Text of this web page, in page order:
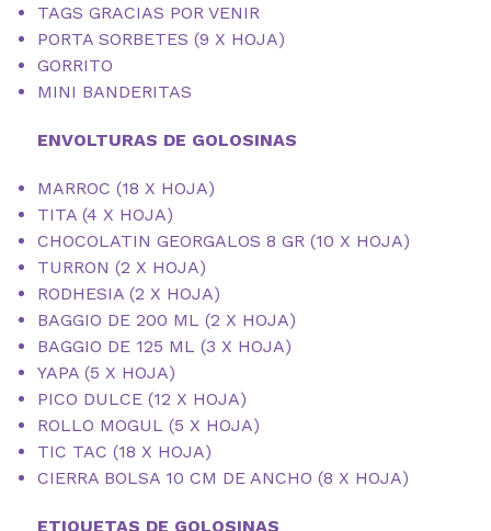
TAGS GRACIAS POR VENIR
PORTA SORBETES (9 X HOJA)
GORRITO
MINI BANDERITAS
ENVOLTURAS DE GOLOSINAS
MARROC (18 X HOJA)
TITA (4 X HOJA)
CHOCOLATIN GEORGALOS 8 GR (10 X HOJA)
TURRON (2 X HOJA)
RODHESIA (2 X HOJA)
BAGGIO DE 200 ML (2 X HOJA)
BAGGIO DE 125 ML (3 X HOJA)
YAPA (5 X HOJA)
PICO DULCE (12 X HOJA)
ROLLO MOGUL (5 X HOJA)
TIC TAC (18 X HOJA)
CIERRA BOLSA 10 CM DE ANCHO (8 X HOJA)
ETIQUETAS DE GOLOSINAS